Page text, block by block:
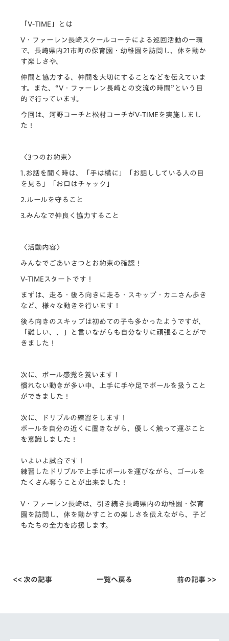
「V-TIME」とは
V・ファーレン長崎スクールコーチによる巡回活動の一環
で、 長崎県内21市町の保育園・幼稚園を訪問し、 体を動か
す楽しさや、
仲間と協力する、仲間を大切にすることなどを伝えていま
す。
また、“V・ファーレン長崎との交流の時間” という目
的で行っています。
今回は、河野コーチと松村コーチがV-TIMEを実施しまし
た！
〈3つのお約束〉
1.お話を聞く時は、「手は横に」「 お話ししている人の目
を見る」「お口はチャック」
2.ルールを守ること
3.みんなで仲良く協力すること
〈活動内容〉
みんなでごあいさつとお約束の確認！
V-TIMEスタートです！
まずは、走る・後ろ向きに走る・スキップ・カニさん歩き
など、 様々な動きを行います！
後ろ向きのスキップは初めての子も多かったようですが、
「難しい、、」と言いながらも自分なりに頑張ることがで
きました！
次に、ボール感覚を養います！
慣れない動きが多い中、
上手に手や足でボールを扱うこと
ができました！
次に、ドリブルの練習をします！
ボールを自分の近くに置きながら、 優しく触って運ぶこと
を意識しました！
いよいよ試合です！
練習したドリブルで上手にボールを運びながら、
ゴールを
たくさん奪うことが出来ました！
V・ファーレン長崎は、引き続き長崎県内の幼稚園・保育
園を訪問 し、体を動かすことの楽しさを伝えながら、子ど
もたちの全力を応援します。
<< 次の記事 一覧へ戻る 前の記事 >>